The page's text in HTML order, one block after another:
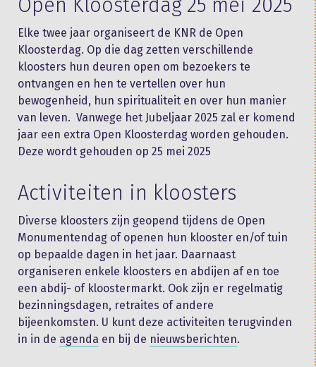
Open Kloosterdag 25 mei 2025
Elke twee jaar organiseert de KNR de Open
Kloosterdag. Op die dag zetten verschillende
kloosters hun deuren open om bezoekers te
ontvangen en hen te vertellen over hun
bewogenheid, hun spiritualiteit en over hun manier
van leven. Vanwege het Jubeljaar 2025 zal er komend
jaar een extra Open Kloosterdag worden gehouden.
Deze wordt gehouden op 25 mei 2025
Activiteiten in kloosters
Diverse kloosters zijn geopend tijdens de Open
Monumentendag of openen hun klooster en/of tuin
op bepaalde dagen in het jaar. Daarnaast
organiseren enkele kloosters en abdijen af en toe
een abdij- of kloostermarkt. Ook zijn er regelmatig
bezinningsdagen, retraites of andere
bijeenkomsten. U kunt deze activiteiten terugvinden
in in de agenda en bij de nieuwsberichten.